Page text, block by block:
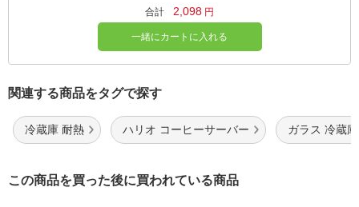
合計 2,098 円
一緒にカートに入れる
関連する商品をタグで探す
冷蔵庫 耐熱 ハリオ コーヒーサーバー ガラス 冷蔵庫
この商品を買った後に買われている商品